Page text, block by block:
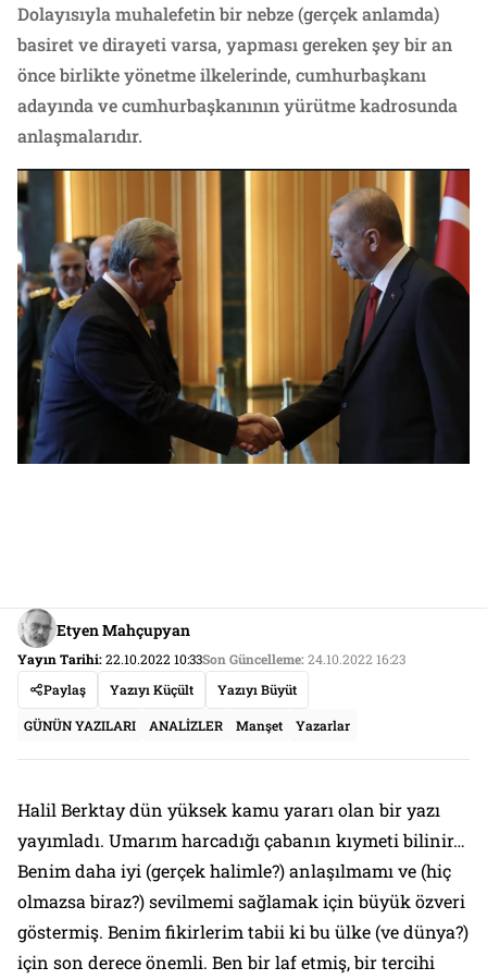
Dolayısıyla muhalefetin bir nebze (gerçek anlamda)
basiret ve dirayeti varsa, yapması gereken şey bir an
önce birlikte yönetme ilkelerinde, cumhurbaşkanı
adayında ve cumhurbaşkanının yürütme kadrosunda
anlaşmalarıdır.
Etyen Mahçupyan
Yayın Tarihi:22.10.2022 10:33Son Güncelleme:24.10.2022 16:23
Paylaş
Yazıyı Küçült Yazıyı Büyüt
GÜNÜN YAZILARI ANALİZLER Manşet Yazarlar
Halil Berktay dün yüksek kamu yararı olan bir yazı
yayımladı. Umarım harcadığı çabanın kıymeti bilinir…
Benim daha iyi (gerçek halimle?) anlaşılmamı ve (hiç
olmazsa biraz?) sevilmemi sağlamak için büyük özveri
göstermiş. Benim fikirlerim tabii ki bu ülke (ve dünya?)
için son derece önemli. Ben bir laf etmiş, bir tercihi